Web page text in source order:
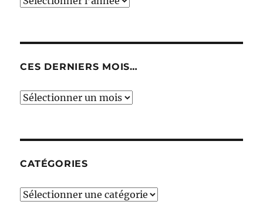
CES DERNIERS MOIS…
Ces
CATÉGORIES
Catégories